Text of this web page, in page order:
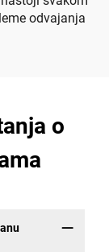
odvajanja
o